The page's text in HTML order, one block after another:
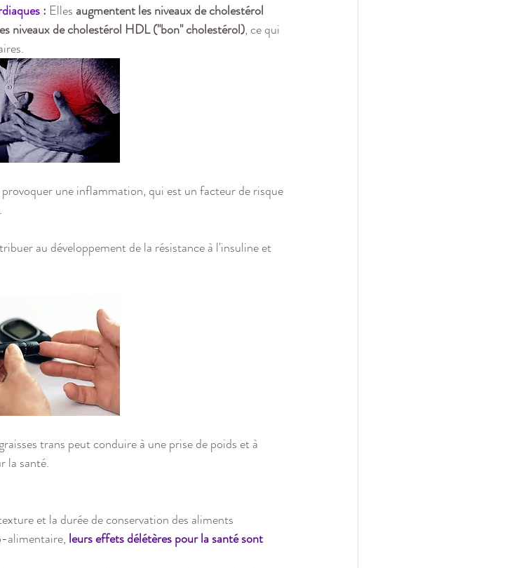
: Elles augmentent les niveaux de cholestérol
niveaux de cholestérol HDL ("bon" cholestérol), ce qui
provoquer une inflammation, qui est un facteur de risque
au développement de la résistance à l'insuline et
trans peut conduire à une prise de poids et à
la santé.
et la durée de conservation des aliments
alimentaire, leurs effets délétères pour la santé sont